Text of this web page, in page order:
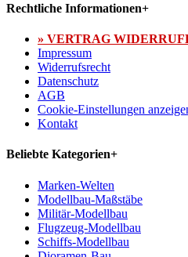
Rechtliche Informationen+
» VERTRAG
Impressum
Widerrufsrecht
Datenschutz
AGB
Cookie-Einstellungen
Kontakt
Beliebte Kategorien+
Marken-Welten
Modellbau-Maßstäbe
Militär-Modellbau
Flugzeug-Modellbau
Schiffs-Modellbau